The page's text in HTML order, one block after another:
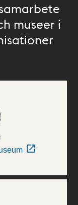
museer i